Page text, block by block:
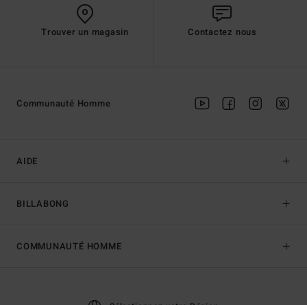
Trouver un magasin Contactez nous
AIDE
BILLABONG
Communauté Homme
COMMUNAUTÉ HOMME